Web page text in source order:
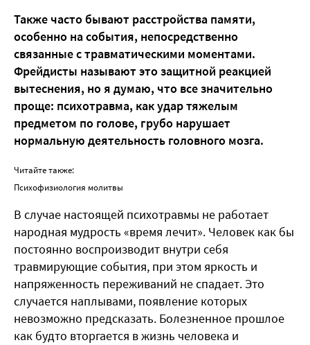
Также часто бывают расстройства памяти,
особенно на события, непосредственно
связанные с травматическими моментами.
Фрейдисты называют это защитной реакцией
вытеснения, но я думаю, что все значительно
проще: психотравма, как удар тяжелым
предметом по голове, грубо нарушает
нормальную деятельность головного мозга.
Читайте также:
Психофизиология молитвы
В случае настоящей психотравмы не работает
народная мудрость «время лечит». Человек как бы
постоянно воспроизводит внутри себя
травмирующие события, при этом яркость и
напряженность переживаний не спадает. Это
случается наплывами, появление которых
невозможно предсказать. Болезненное прошлое
как будто вторгается в жизнь человека и